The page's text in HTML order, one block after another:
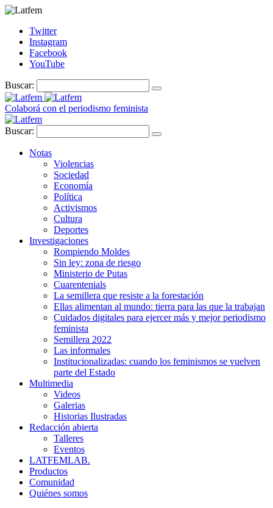
Twitter
Instagram
Facebook
YouTube
Buscar:
Colaborá con el periodismo feminista
Buscar:
Notas
Violencias
Sociedad
Economía
Política
Activismos
Cultura
Deportes
Investigaciones
Rompiendo Moldes
Sin ley: zona de riesgo
Ministerio de Putas
Cuarentenials
La semillera que resiste a la forestación
Ellas alimentan al mundo: tierra para las que la trabajan
Cuidados digitales para ejercer más y mejor periodismo
feminista
Semillera 2022
Las informales
Institucionalizadas: cuando los feminismos se vuelven
parte del Estado
Multimedia
Videos
Galerias
Historias Ilustradas
Redacción abierta
Talleres
Eventos
LATFEMLAB.
Productos
Comunidad
Quiénes somos